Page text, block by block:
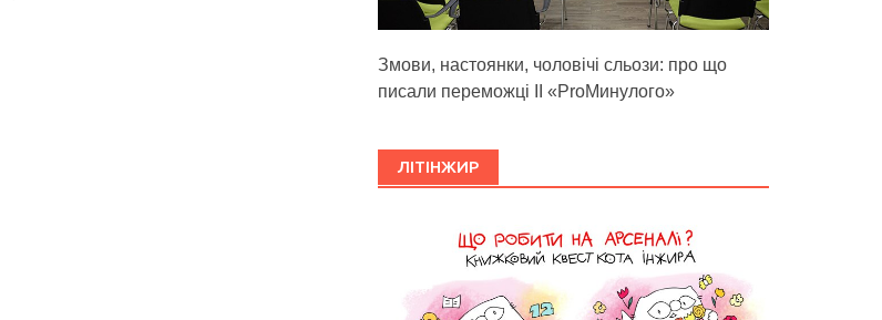
Змови, настоянки, чоловічі сльози: про що
писали переможці ІІ «ProМинулого»
ЛІТІНЖИР